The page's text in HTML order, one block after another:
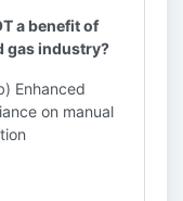
a benefit of
gas industry?
Enhanced
on manual